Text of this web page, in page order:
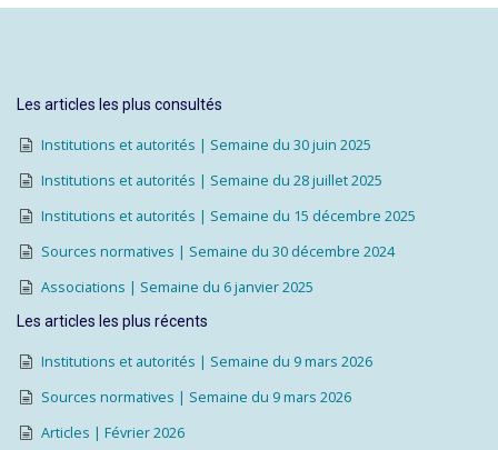
Les articles les plus consultés
Institutions et autorités | Semaine du 30 juin 2025
Institutions et autorités | Semaine du 28 juillet 2025
Institutions et autorités | Semaine du 15 décembre 2025
Sources normatives | Semaine du 30 décembre 2024
Associations | Semaine du 6 janvier 2025
Les articles les plus récents
Institutions et autorités | Semaine du 9 mars 2026
Sources normatives | Semaine du 9 mars 2026
Articles | Février 2026